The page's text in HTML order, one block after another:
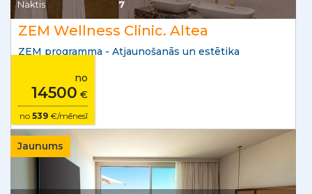
Naktis
7
ZEM Wellness Clinic. Altea
ZEM programma - Atjaunošanās un estētika
no
14500 €
no 539 €/mēnesī
Jaunums